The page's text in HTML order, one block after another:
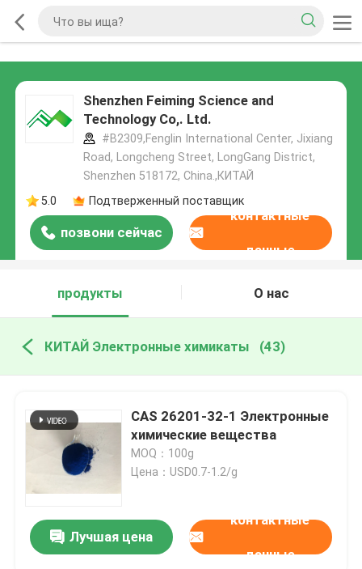
Shenzhen Feiming Science and
Technology Co,. Ltd.
#B2309,Fenglin International Center, Jixiang
Road, Longcheng Street, LongGang District,
Shenzhen 518172, China.,КИТАЙ
5.0
Подтверженный поставщик
позвони сейчас
контактные
данные
продукты О нас
КИТАЙ Электронные химикаты (43)
CAS 26201-32-1 Электронные
химические вещества
MOQ：100g
Цена：USD0.7-1.2/g
Лучшая цена
контактные
данные